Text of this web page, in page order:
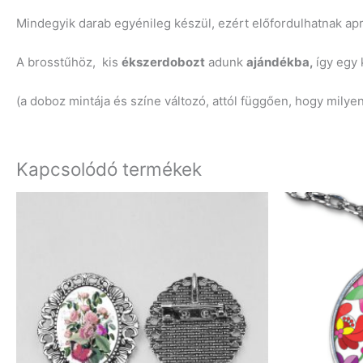
Mindegyik darab egyénileg készül, ezért előfordulhatnak
A brosstűhöz, kis ékszerdobozt adunk ajándékba, így egy
(a doboz mintája és színe változó, attól függően, hogy
Kapcsolódó termékek